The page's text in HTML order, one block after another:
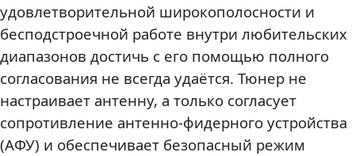
удовлетворительной широкополосности и
бесподстроечной работе внутри любительских
диапазонов достичь с его помощью полного
согласования не всегда удаётся. Тюнер не
настраивает антенну, а только согласует
сопротивление антенно-фидерного устройства
(АФУ) и обеспечивает безопасный режим